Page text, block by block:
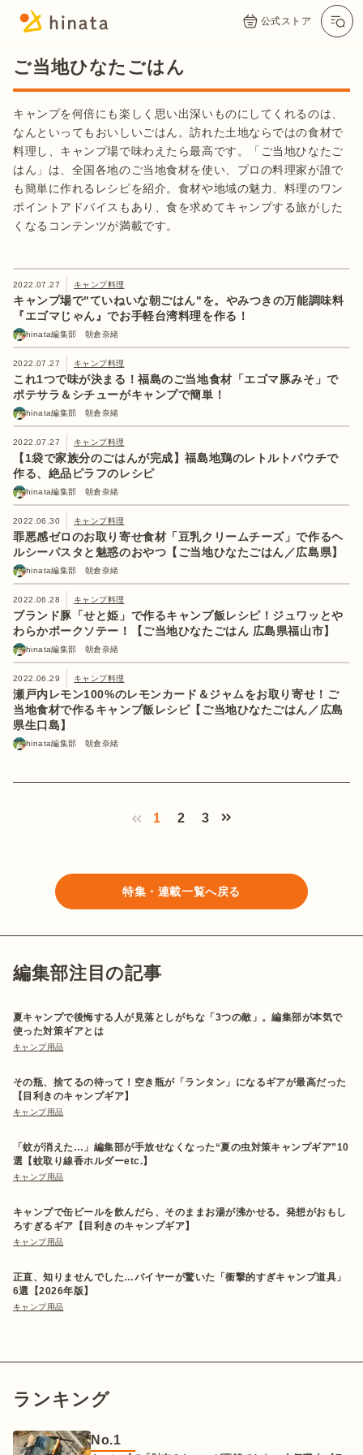
公式ストア
ご当地ひなたごはん
キャンプを何倍にも楽しく思い出深いものにしてくれるのは、
なんといってもおいしいごはん。訪れた土地ならではの食材で
料理し、キャンプ場で味わえたら最高です。「ご当地ひなたご
はん」は、全国各地のご当地食材を使い、プロの料理家が誰で
も簡単に作れるレシピを紹介。食材や地域の魅力、料理のワン
ポイントアドバイスもあり、食を求めてキャンプする旅がした
くなるコンテンツが満載です。
2022.07.27 キャンプ料理
キャンプ場で"ていねいな朝ごはん"を。やみつきの万能調味料
『エゴマじゃん』でお手軽台湾料理を作る！
hinata編集部 朝倉奈緒
2022.07.27 キャンプ料理
これ1つで味が決まる！福島のご当地食材「エゴマ豚みそ」で
ポテサラ＆シチューがキャンプで簡単！
hinata編集部 朝倉奈緒
2022.07.27 キャンプ料理
【1袋で家族分のごはんが完成】福島地鶏のレトルトパウチで
作る、絶品ピラフのレシピ
hinata編集部 朝倉奈緒
2022.06.30 キャンプ料理
罪悪感ゼロのお取り寄せ食材「豆乳クリームチーズ」で作るヘ
ルシーパスタと魅惑のおやつ【ご当地ひなたごはん／広島県】
hinata編集部 朝倉奈緒
2022.06.28 キャンプ料理
ブランド豚「せと姫」で作るキャンプ飯レシピ！ジュワッとや
わらかポークソテー！【ご当地ひなたごはん 広島県福山市】
hinata編集部 朝倉奈緒
2022.06.29 キャンプ料理
瀬戸内レモン100%のレモンカード＆ジャムをお取り寄せ！ご
当地食材で作るキャンプ飯レシピ【ご当地ひなたごはん／広島
県生口島】
hinata編集部 朝倉奈緒
1 2 3
特集・連載一覧へ戻る
編集部注目の記事
夏キャンプで後悔する人が見落としがちな「3つの敵」。編集部が本気で
使った対策ギアとは
キャンプ用品
その瓶、捨てるの待って！空き瓶が「ランタン」になるギアが最高だった
【目利きのキャンプギア】
キャンプ用品
「蚊が消えた…」編集部が手放せなくなった“夏の虫対策キャンプギア”10
選【蚊取り線香ホルダーetc.】
キャンプ用品
キャンプで缶ビールを飲んだら、そのままお湯が沸かせる。発想がおもし
ろすぎるギア【目利きのキャンプギア】
キャンプ用品
正直、知りませんでした…バイヤーが驚いた「衝撃的すぎキャンプ道具」
6選【2026年版】
キャンプ用品
ランキング
No.1